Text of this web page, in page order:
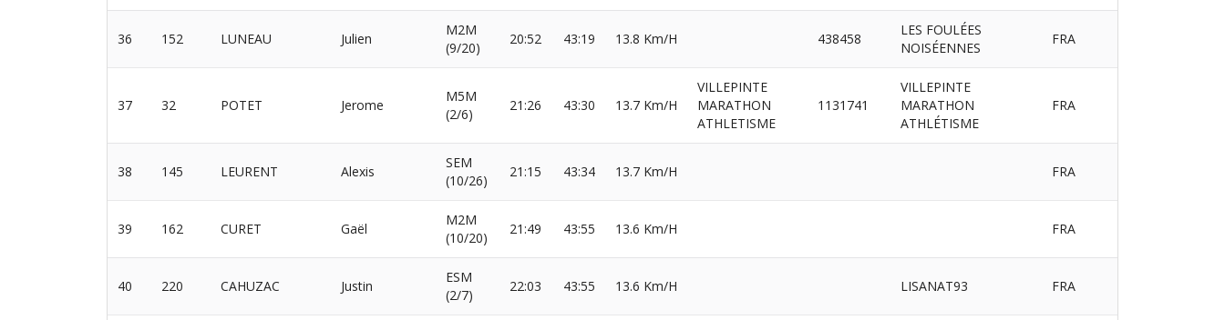
36 152 LUNEAU Julien
M2M
(9/20)
20:52 43:19 13.8 Km/H 438458
LES FOULÉES
NOISÉENNES
FRA
37 32 POTET Jerome
M5M
(2/6)
21:26 43:30 13.7 Km/H
VILLEPINTE
MARATHON
ATHLETISME
1131741
VILLEPINTE
MARATHON
ATHLÉTISME
FRA
38 145 LEURENT Alexis
SEM
(10/26)
21:15 43:34 13.7 Km/H FRA
39 162 CURET Gaël
M2M
(10/20)
21:49 43:55 13.6 Km/H FRA
40 220 CAHUZAC Justin
ESM
(2/7)
22:03 43:55 13.6 Km/H LISANAT93 FRA